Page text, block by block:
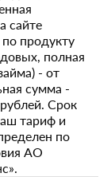
сайте
продукту
полная
- от
сумма -
Срок
тариф и
по
АО